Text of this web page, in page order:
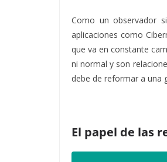
Como un observador
aplicaciones como
que va en constante
ni normal y son
debe de reformar a una
El papel de las